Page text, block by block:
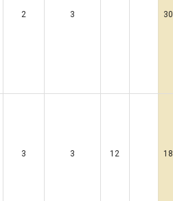
2 3 30
3 3 12 18